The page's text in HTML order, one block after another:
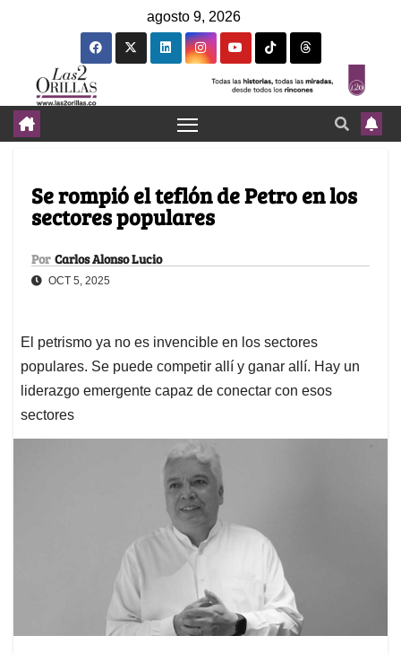
agosto 9, 2026
Se rompió el teflón de Petro en los
sectores populares
Por Carlos Alonso Lucio
OCT 5, 2025
El petrismo ya no es invencible en los sectores
populares. Se puede competir allí y ganar allí. Hay un
liderazgo emergente capaz de conectar con esos
sectores